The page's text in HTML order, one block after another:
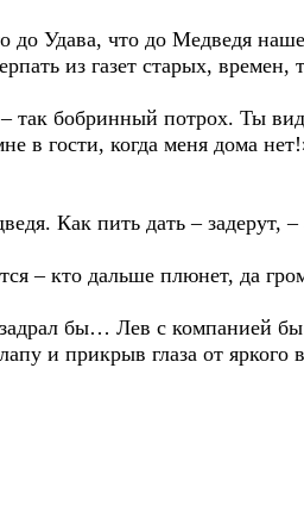
Удава, что до Медведя
из газет старых, времен,
бобринный потрох. Ты
в гости, когда меня дома
Как пить дать – задерут, –
– кто дальше плюнет, да
бы… Лев с компанией бы
и прикрыв глаза от яркого